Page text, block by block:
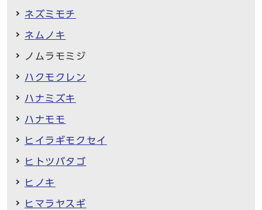
ネズミモチ
ネムノキ
ノムラモミジ
ハクモクレン
ハナミズキ
ハナモモ
ヒイラギモクセイ
ヒトツバタゴ
ヒノキ
ヒマラヤスギ